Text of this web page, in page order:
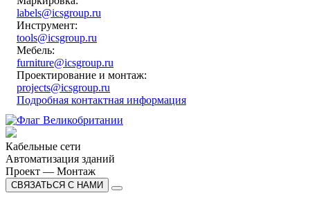
labels@icsgroup.ru
Инструмент:
tools@icsgroup.ru
Мебель:
furniture@icsgroup.ru
Проектирование и монтаж:
projects@icsgroup.ru
Подробная контактная информация
Кабельные сети
Автоматизация зданий
Проект — Монтаж
СВЯЗАТЬСЯ С НАМИ